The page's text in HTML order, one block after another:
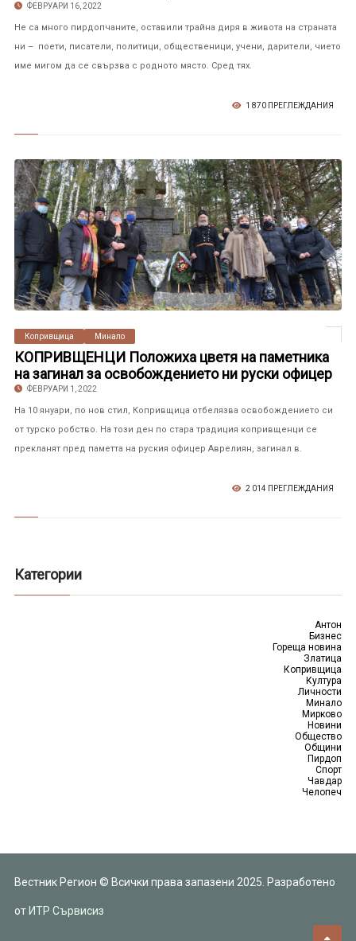
ФЕВРУАРИ 16, 2022
Не са много пирдопчаните, оставили трайна диря в живота на страната
ни – поети, писатели, политици, общественици, учени, дарители, чието
име мигом да се свързва с родното място. Сред тях.
1 870 ПРЕГЛЕЖДАНИЯ
Копривщица Минало
КОПРИВЩЕНЦИ Положиха цветя на паметника
на загинал за освобождението ни руски офицер
ФЕВРУАРИ 1, 2022
На 10 януари, по нов стил, Копривщица отбелязва освобождението си
от турско робство. На този ден по стара традиция копривщенци се
прекланят пред паметта на руския офицер Аврелиян, загинал в.
2 014 ПРЕГЛЕЖДАНИЯ
Категории
Антон
Бизнес
Гореща новина
Златица
Копривщица
Култура
Личности
Минало
Мирково
Новини
Общество
Общини
Пирдоп
Спорт
Чавдар
Челопеч
Вестник Регион © Всички права запазени 2025. Разработено
от ИТР Сървисиз